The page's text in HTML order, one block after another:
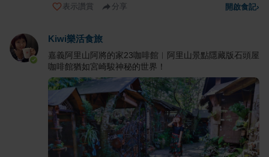
表示讚賞 分享 開啟食記›
Kiwi樂活食旅
嘉義阿里山阿將的家23咖啡館︱阿里山景點隱藏版石頭屋
咖啡館猶如宮崎駿神秘的世界！